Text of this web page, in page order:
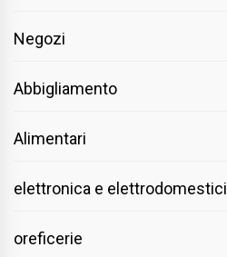
Negozi
Abbigliamento
Alimentari
elettronica e elettrodomestici
oreficerie